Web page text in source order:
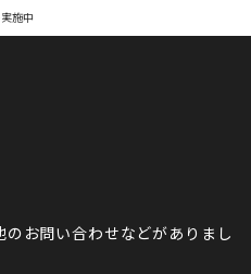
施中
お問い合わせなどがありまし